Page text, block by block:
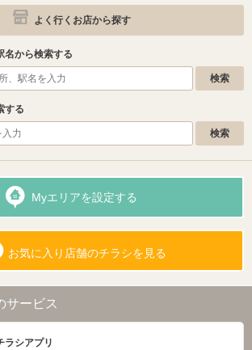
よく行くお店から探す
名から検索する
する
Myエリアを設定する
お気に入り店舗のチラシを見る
サービス
ラシアプリ